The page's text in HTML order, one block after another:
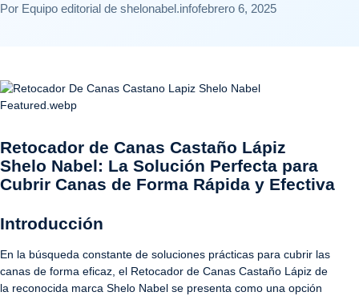
Por Equipo editorial de shelonabel.infofebrero 6, 2025
Retocador de Canas Castaño Lápiz
Shelo Nabel: La Solución Perfecta para
Cubrir Canas de Forma Rápida y Efectiva
Introducción
En la búsqueda constante de soluciones prácticas para cubrir las
canas de forma eficaz, el Retocador de Canas Castaño Lápiz de
la reconocida marca Shelo Nabel se presenta como una opción